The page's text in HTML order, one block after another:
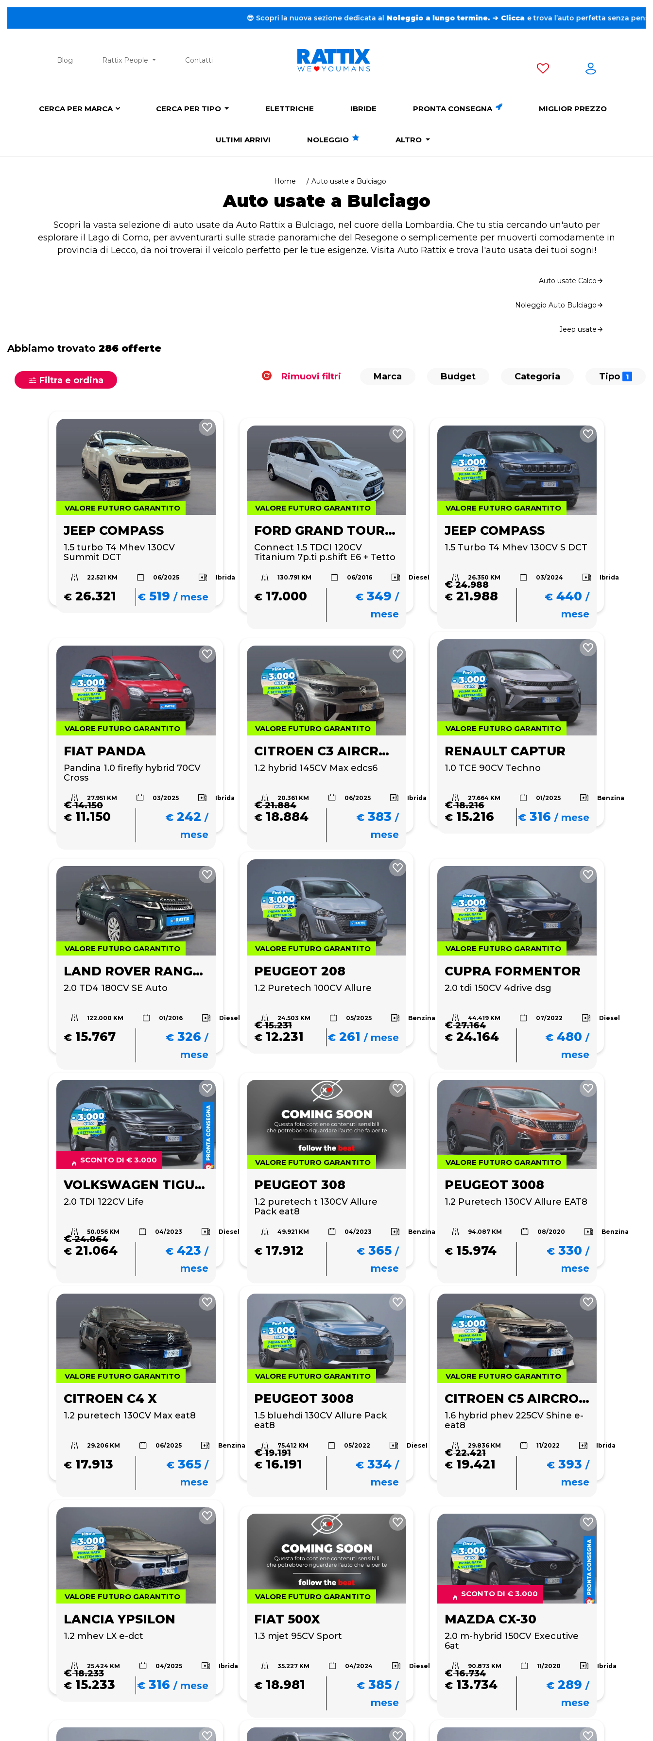
😎 Scopri la nuova sezione dedicata al Noleggio a lungo termine. ➔ Clicca e trova l’auto perfetta senza pensieri. ❤️
Blog Rattix People Contatti
CERCA PER MARCA CERCA PER TIPO ELETTRICHE IBRIDE PRONTA CONSEGNA MIGLIOR PREZZO
ULTIMI ARRIVI NOLEGGIO ALTRO
Home Auto usate a Bulciago
Auto usate a Bulciago
Scopri la vasta selezione di auto usate da Auto Rattix a Bulciago, nel cuore della Lombardia. Che tu stia cercando un'auto per
esplorare il Lago di Como, per avventurarti sulle strade panoramiche del Resegone o semplicemente per muoverti comodamente in
provincia di Lecco, da noi troverai il veicolo perfetto per le tue esigenze. Visita Auto Rattix e trova l'auto usata dei tuoi sogni!
Auto usate Calco
Noleggio Auto Bulciago
Jeep usate
Abbiamo trovato 286 offerte
Filtra e ordina Rimuovi filtri Marca Budget Categoria Tipo
VALORE FUTURO GARANTITO
JEEP COMPASS
1.5 turbo T4 Mhev 130CV
Summit DCT
22.521 KM 06/2025 Ibrida
€ 26.321 € 519 / mese
VALORE FUTURO GARANTITO
FORD GRAND TOURNEO
Connect 1.5 TDCI 120CV
Titanium 7p.ti p.shift E6 + Tetto
130.791 KM 06/2016 Diesel
€ 17.000 € 349 /
mese
VALORE FUTURO GARANTITO
JEEP COMPASS
1.5 Turbo T4 Mhev 130CV S DCT
26.350 KM 03/2024 Ibrida
€24.988
€ 21.988 € 440 /
mese
VALORE FUTURO GARANTITO
FIAT PANDA
Pandina 1.0 firefly hybrid 70CV
Cross
27.951 KM 03/2025 Ibrida
€14.150
€ 11.150 € 242 /
mese
VALORE FUTURO GARANTITO
CITROEN C3 AIRCROSS
1.2 hybrid 145CV Max edcs6
20.361 KM 06/2025 Ibrida
€21.884
€ 18.884 € 383 /
mese
VALORE FUTURO GARANTITO
RENAULT CAPTUR
1.0 TCE 90CV Techno
27.664 KM 01/2025 Benzina
€18.216
€ 15.216 € 316 /mese
VALORE FUTURO GARANTITO
LAND ROVER RANGE ROVER EVOQUE
2.0 TD4 180CV SE Auto
122.000 KM 01/2016 Diesel
€ 15.767 € 326 /
mese
VALORE FUTURO GARANTITO
PEUGEOT 208
1.2 Puretech 100CV Allure
24.503 KM 05/2025 Benzina
€15.231
€ 12.231 € 261 / mese
VALORE FUTURO GARANTITO
CUPRA FORMENTOR
2.0 tdi 150CV 4drive dsg
44.419 KM 07/2022 Diesel
€27.164
€ 24.164 € 480 /
mese
SCONTO DI € 3.000
VOLKSWAGEN TIGUAN
2.0 TDI 122CV Life
50.056 KM 04/2023 Diesel
€24.064
€ 21.064 € 423 /
mese
VALORE FUTURO GARANTITO
PEUGEOT 308
1.2 puretech t 130CV Allure
Pack eat8
49.921 KM 04/2023 Benzina
€ 17.912 € 365 /
mese
VALORE FUTURO GARANTITO
PEUGEOT 3008
1.2 Puretech 130CV Allure EAT8
94.087 KM 08/2020 Benzina
€ 15.974 € 330 /
mese
VALORE FUTURO GARANTITO
CITROEN C4 X
1.2 puretech 130CV Max eat8
29.206 KM 06/2025 Benzina
€ 17.913 € 365 /
mese
VALORE FUTURO GARANTITO
PEUGEOT 3008
1.5 bluehdi 130CV Allure Pack
eat8
75.412 KM 05/2022 Diesel
€19.191
€ 16.191 € 334 /
mese
VALORE FUTURO GARANTITO
CITROEN C5 AIRCROSS
1.6 hybrid phev 225CV Shine e-
eat8
29.836 KM 11/2022 Ibrida
€22.421
€ 19.421 € 393 /
mese
VALORE FUTURO GARANTITO
LANCIA YPSILON
1.2 mhev LX e-dct
25.424 KM 04/2025 Ibrida
€18.233
€ 15.233 € 316 /mese
VALORE FUTURO GARANTITO
FIAT 500X
1.3 mjet 95CV Sport
35.227 KM 04/2024 Diesel
€ 18.981 € 385 /
mese
SCONTO DI € 3.000
MAZDA CX-30
2.0 m-hybrid 150CV Executive
6at
90.873 KM 11/2020 Ibrida
€16.734
€ 13.734 € 289 /
mese